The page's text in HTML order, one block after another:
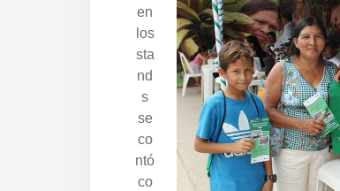
en
los
sta
nd
s
se
co
ntó
co